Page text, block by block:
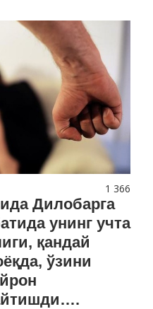
1 366
Дилобарга
унинг учта
қандай
ўзини